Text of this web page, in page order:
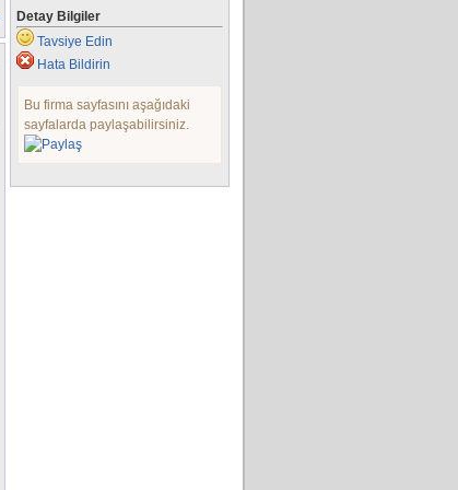
Detay Bilgiler
Tavsiye Edin
Hata Bildirin
Bu firma sayfasını aşağıdaki
sayfalarda paylaşabilirsiniz.